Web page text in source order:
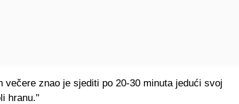
večere znao je sjediti po 20-30 minuta jedući svoj
hranu."